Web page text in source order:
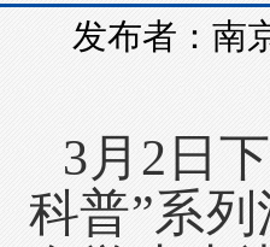
发布者：南
3月2日
科普”系